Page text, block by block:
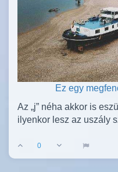
Ez egy
Az „j” néha akkor is
ilyenkor lesz az uszály
0